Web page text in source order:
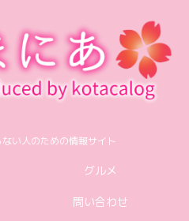
い人のための情報サイト
グルメ
問い合わせ